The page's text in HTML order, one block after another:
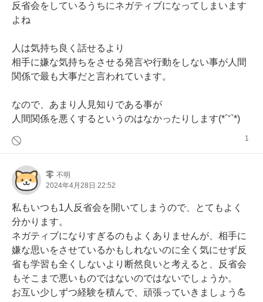
反省会をしているうちにネガティブになってしまいます
よね
人は気持ち良く話せるより
相手に嫌な気持ちをさせる発言や行動をしない事が人間
関係で最も大事だと言われています。
なので、あまり人見知りである事が
人間関係を悪くするというのはなかったりします(*´˘`*)
1
零 不明
2024年4月28日 22:52
私もいつも1人反省会を開いてしまうので、とてもよく
分かります。
ネガティブになりすぎるのもよくありませんが、相手に
嫌な思いをさせているかもしれないのに全く気にせず反
省も学習も全くしないより断然良いと考えると、反省会
もそこまで悪いものではないのではないでしょうか。
お互い少しずつ経験を積んで、頑張っていきましょう💪